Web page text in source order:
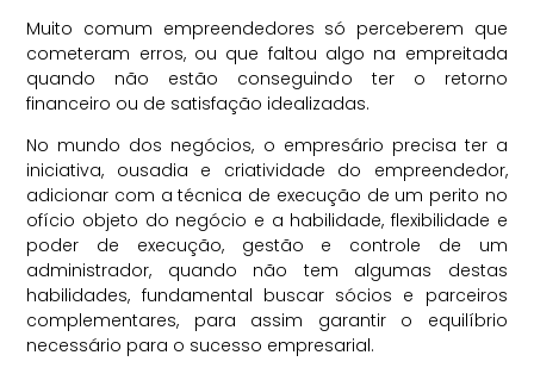
Muito comum empreendedores só perceberem que
cometeram erros, ou que faltou algo na empreitada
quando não estão conseguindo ter o retorno
financeiro ou de satisfação idealizadas.
No mundo dos negócios, o empresário precisa ter a
iniciativa, ousadia e criatividade do empreendedor,
adicionar com a técnica de execução de um perito no
ofício objeto do negócio e a habilidade, flexibilidade e
poder de execução, gestão e controle de um
administrador, quando não tem algumas destas
habilidades, fundamental buscar sócios e parceiros
complementares, para assim garantir o equilíbrio
necessário para o sucesso empresarial.